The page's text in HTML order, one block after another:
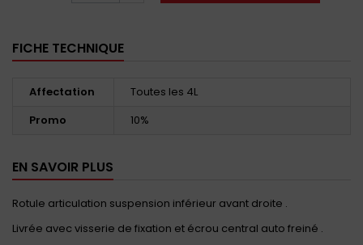
FICHE TECHNIQUE
Affectation
Toutes les 4L
Promo
10%
EN SAVOIR PLUS
Rotule articulation suspension inférieur avant droite .
Livrée avec visserie de fixation et écrou central auto freiné .